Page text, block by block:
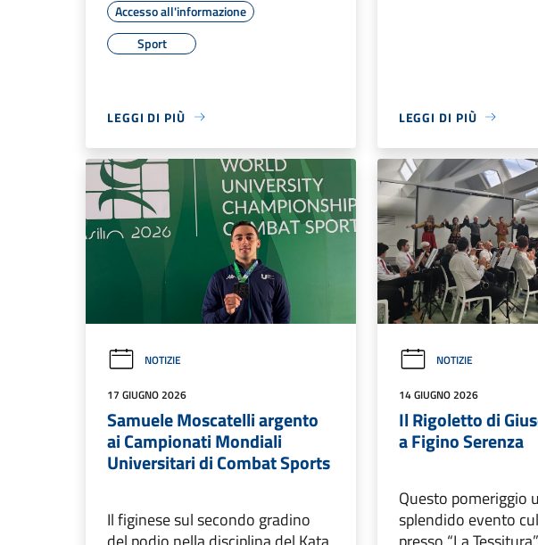
Accesso all'informazione
Sport
LEGGI DI PIÙ LEGGI DI PIÙ
NOTIZIE
17 GIUGNO 2026
Samuele Moscatelli argento
ai Campionati Mondiali
Universitari di Combat Sports
Il figinese sul secondo gradino
NOTIZIE
14 GIUGNO 2026
Il Rigoletto di
a Figino Serenza
Questo pomeriggio
splendido evento